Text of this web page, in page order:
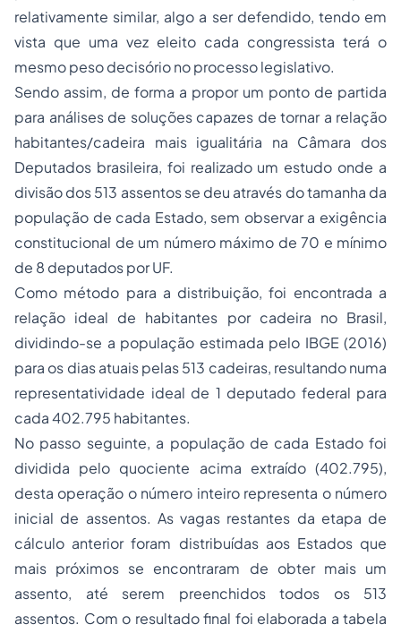
relativamente similar, algo a ser defendido, tendo em
vista que uma vez eleito cada congressista terá o
mesmo peso decisório no processo legislativo.
Sendo assim, de forma a propor um ponto de partida
para análises de soluções capazes de tornar a relação
habitantes/cadeira mais igualitária na Câmara dos
Deputados brasileira, foi realizado um estudo onde a
divisão dos 513 assentos se deu através do tamanha da
população de cada Estado, sem observar a exigência
constitucional de um número máximo de 70 e mínimo
de 8 deputados por UF.
Como método para a distribuição, foi encontrada a
relação ideal de habitantes por cadeira no Brasil,
dividindo-se a população estimada pelo IBGE (2016)
para os dias atuais pelas 513 cadeiras, resultando numa
representatividade ideal de 1 deputado federal para
cada 402.795 habitantes.
No passo seguinte, a população de cada Estado foi
dividida pelo quociente acima extraído (402.795),
desta operação o número inteiro representa o número
inicial de assentos. As vagas restantes da etapa de
cálculo anterior foram distribuídas aos Estados que
mais próximos se encontraram de obter mais um
assento, até serem preenchidos todos os 513
assentos. Com o resultado final foi elaborada a tabela